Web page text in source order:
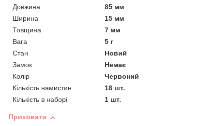
Довжина
85 мм
Ширина
15 мм
Товщина
7 мм
Вага
5 г
Стан
Новий
Замок
Немає
Колір
Червоний
Кількість намистин
18 шт.
Кількість в наборі
1 шт.
Приховати